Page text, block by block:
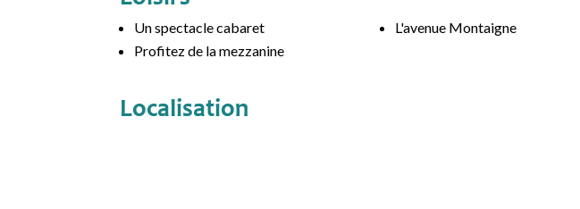
Un spectacle cabaret
L'avenue Montaigne
Profitez de la mezzanine
Localisation